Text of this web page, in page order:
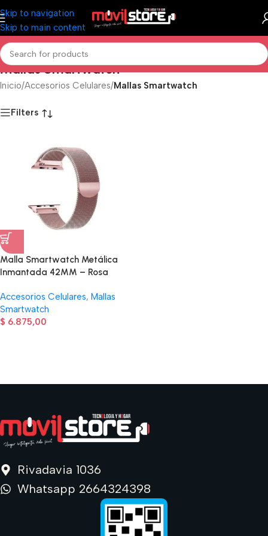
Skip to navigation
Skip to main content
Mallas Smartwatch
Inicio/Accesorios Celulares/Mallas Smartwatch
Filters
Malla Smartwatch Metálica
Inmantada 42MM – Rosa
Accesorios Celulares, Mallas
Smartwatch
$ 6.875,00
Rivadavia 1036
Whatsapp 2664324398